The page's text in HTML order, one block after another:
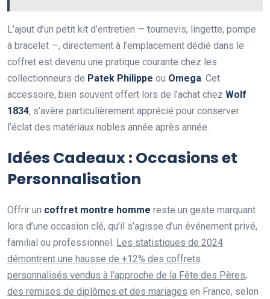
L’ajout d’un petit kit d’entretien — tournevis, lingette, pompe
à bracelet —, directement à l’emplacement dédié dans le
coffret est devenu une pratique courante chez les
collectionneurs de Patek Philippe ou Omega . Cet
accessoire, bien souvent offert lors de l’achat chez Wolf
1834, s’avère particulièrement apprécié pour conserver
l’éclat des matériaux nobles année après année.
Idées Cadeaux : Occasions et
Personnalisation
Offrir un coffret montre homme reste un geste marquant
lors d’une occasion clé, qu’il s’agisse d’un événement privé,
familial ou professionnel. Les statistiques de 2024
démontrent une hausse de +12% des coffrets
personnalisés vendus à l’approche de la Fête des Pères,
des remises de diplômes et des mariages en France, selon